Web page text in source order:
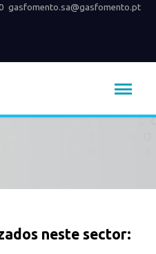
gasfomento.sa@gasfomento.pt
neste sector: